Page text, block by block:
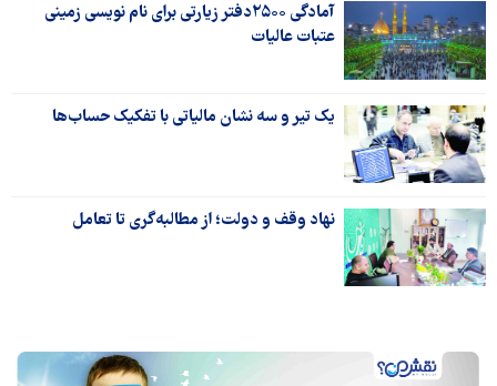
آمادگی ۲۵۰۰دفتر زیارتی برای نام نویسی زمینی
عتبات عالیات
یک تیر و سه نشان مالیاتی با تفکیک حساب‌ها
نهاد وقف و دولت؛ از مطالبه‌گری تا تعامل